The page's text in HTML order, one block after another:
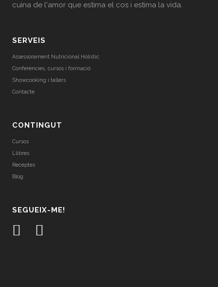
cuina de l'amor que estima el cos i estima la vida.
SERVEIS
Assessorament Nutricional Holístic
Conferències, cursos i formació
Showcooking i tallers
Contacte
CONTINGUT
Cursos
Llibres
Receptes
Blog
SEGUEIX-ME!